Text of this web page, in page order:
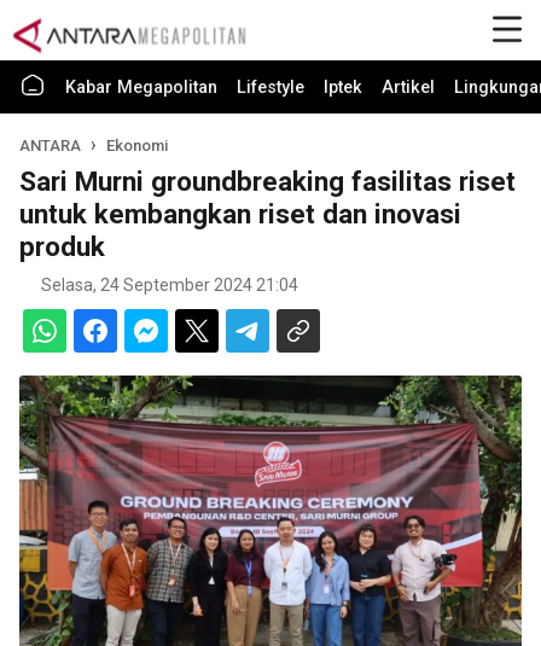
Kabar Megapolitan Lifestyle Iptek Artikel
ANTARA Ekonomi
Sari Murni groundbreaking fasilitas riset
untuk kembangkan riset dan inovasi
produk
Selasa, 24 September 2024 21:04